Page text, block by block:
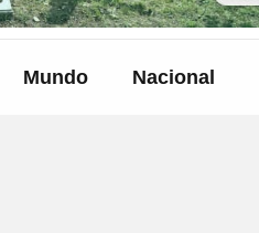
Mundo Nacional